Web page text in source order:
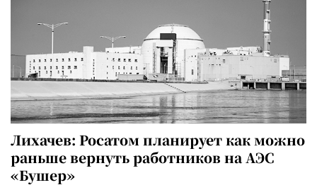
Лихачев: Росатом планирует как можно
раньше вернуть работников на АЭС
«Бушер»